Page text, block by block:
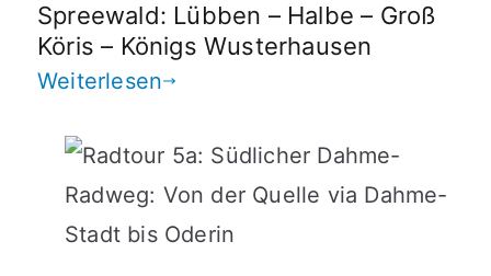
Spreewald: Lübben – Halbe – Groß
Köris – Königs Wusterhausen
Weiterlesen